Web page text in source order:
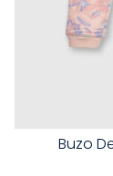
Buzo